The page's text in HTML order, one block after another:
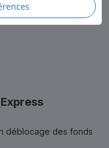
déblocage des fonds